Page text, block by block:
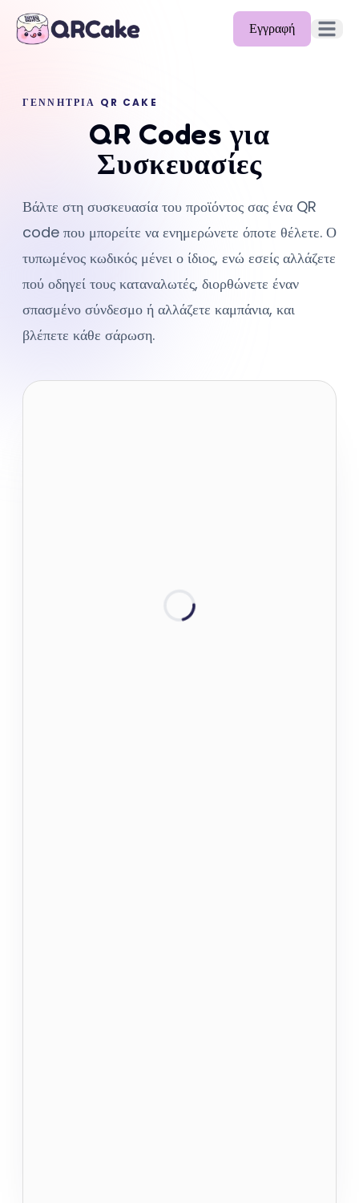
Εγγραφή Άνοιγμα
Τιμολόγηση
Βοήθεια
API
ΓΕΝΝΉΤΡΙΑ QR CAKE
QR Codes για
Συσκευασίες
Βάλτε στη συσκευασία του προϊόντος σας ένα QR
code που μπορείτε να ενημερώνετε όποτε θέλετε. Ο
τυπωμένος κωδικός μένει ο ίδιος, ενώ εσείς αλλάζετε
πού οδηγεί τους καταναλωτές, διορθώνετε έναν
σπασμένο σύνδεσμο ή αλλάζετε καμπάνια, και
βλέπετε κάθε σάρωση.